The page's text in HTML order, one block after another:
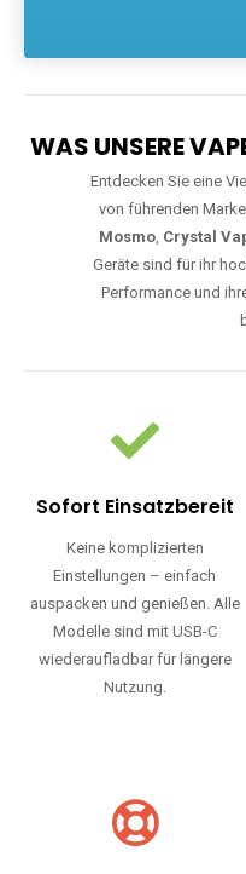
WAS UNSERE
Entdecken Sie eine
von führenden
Mosmo, Crystal
Geräte sind für ihr
Performance und
Sofort Einsatzbereit
Keine komplizierten
Einstellungen – einfach
auspacken und genießen. Alle
Modelle sind mit USB-C
wiederaufladbar für längere
Nutzung.